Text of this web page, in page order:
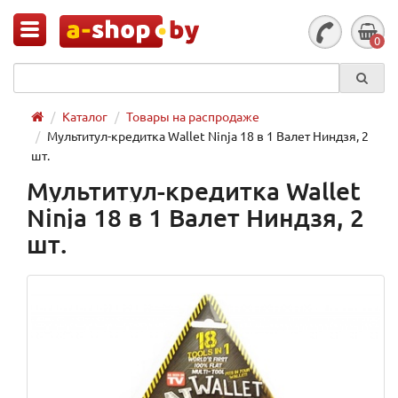
0
Каталог
Товары на распродаже
Мультитул-кредитка Wallet Ninja 18 в 1 Валет Ниндзя, 2
шт.
Мультитул-кредитка Wallet
Ninja 18 в 1 Валет Ниндзя, 2
шт.